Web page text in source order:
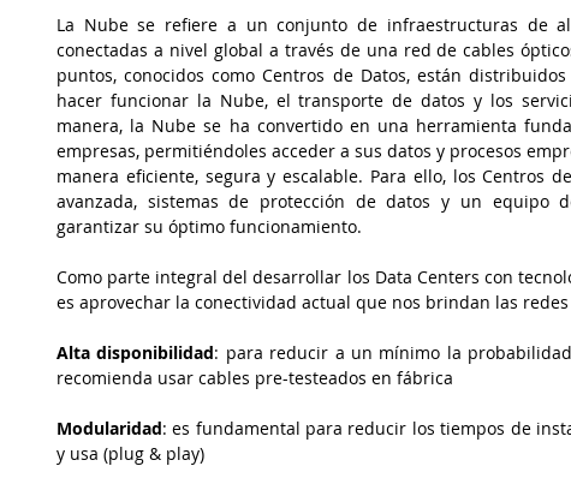
La Nube se refiere a un conjunto de infraestructuras de
conectadas a nivel global a través de una red de cables
puntos, conocidos como Centros de Datos, están
hacer funcionar la Nube, el transporte de datos y los
manera, la Nube se ha convertido en una herramienta
empresas, permitiéndoles acceder a sus datos y procesos
manera eficiente, segura y escalable. Para ello, los Centros
avanzada, sistemas de protección de datos y un equipo
garantizar su óptimo funcionamiento.
Como parte integral del desarrollar los Data Centers con
es aprovechar la conectividad actual que nos brindan las
Alta disponibilidad: para reducir a un mínimo la
recomienda usar cables pre-testeados en fábrica
Modularidad: es fundamental para reducir los tiempos de
y usa (plug & play)